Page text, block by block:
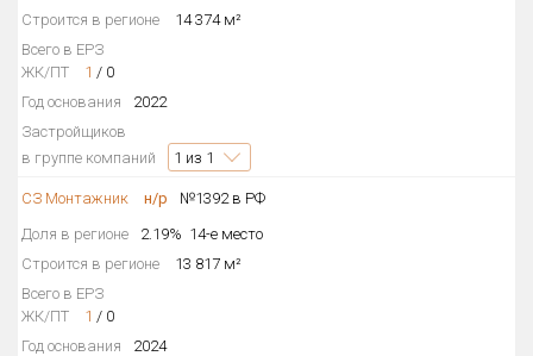
Строится в регионе
14 374 м²
Всего в ЕРЗ
ЖК/ПТ
1 / 0
Год основания
2022
Застройщиков
в группе компаний
1 из 1
СЗ Монтажник н/р
№1392 в РФ
Доля в регионе
2.19% 14-е место
Строится в регионе
13 817 м²
Всего в ЕРЗ
ЖК/ПТ
1 / 0
Год основания
2024